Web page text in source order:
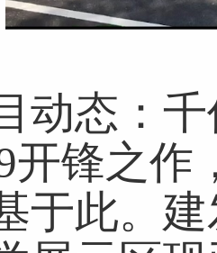
态：千
开锋之作
于此。